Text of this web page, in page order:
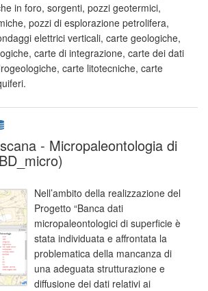
in foro, sorgenti, pozzi geotermici,
pozzi di esplorazione petrolifera,
elettrici verticali, carte geologiche,
carte di integrazione, carte dei dati
carte litotecniche, carte
- Micropaleontologia di
Nell’ambito della realizzazione del
Progetto “Banca dati
micropaleontologici di superficie è
stata individuata e affrontata la
problematica della mancanza di
una adeguata strutturazione e
diffusione dei dati relativi ai